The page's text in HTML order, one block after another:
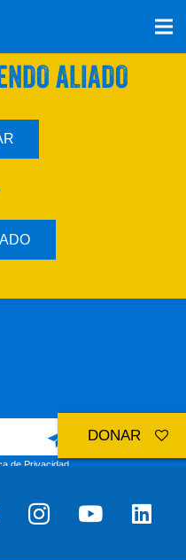
PLAN CON UNA
ALIADO
de Privacidad
DONAR